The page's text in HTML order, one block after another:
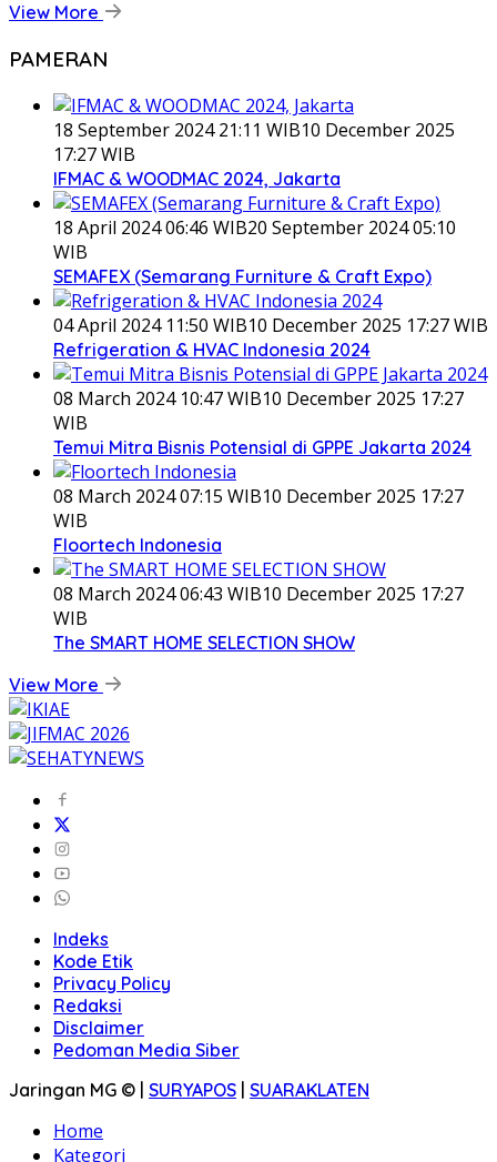
View More
PAMERAN
18 September 2024 21:11 WIB10 December 2025
17:27 WIB
IFMAC & WOODMAC 2024, Jakarta
18 April 2024 06:46 WIB20 September 2024 05:10
WIB
SEMAFEX (Semarang Furniture & Craft Expo)
04 April 2024 11:50 WIB10 December 2025 17:27 WIB
Refrigeration & HVAC Indonesia 2024
08 March 2024 10:47 WIB10 December 2025 17:27
WIB
Temui Mitra Bisnis Potensial di GPPE Jakarta 2024
08 March 2024 07:15 WIB10 December 2025 17:27
WIB
Floortech Indonesia
08 March 2024 06:43 WIB10 December 2025 17:27
WIB
The SMART HOME SELECTION SHOW
View More
Indeks
Kode Etik
Privacy Policy
Redaksi
Disclaimer
Pedoman Media Siber
Jaringan MG © | SURYAPOS | SUARAKLATEN
Home
Kategori